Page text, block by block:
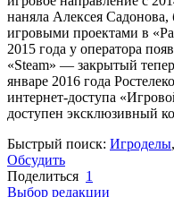
наняла Алексея Садонова,
игровыми проектами в
2015 года у оператора
«Steam» — закрытый
январе 2016 года
интернет-доступа
доступен эксклюзивный
Быстрый поиск: Игроделы,
Обсудить
Поделиться 1
Выбор редакции